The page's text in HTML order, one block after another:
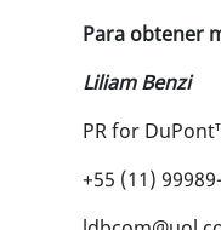
Para obtener
Liliam Benzi
PR for
+55 (11)